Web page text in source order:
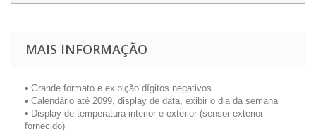
MAIS INFORMAÇÃO
• Grande formato e exibição dígitos negativos
• Calendário até 2099, display de data, exibir o dia da semana
• Display de temperatura interior e exterior (sensor exterior
fornecido)